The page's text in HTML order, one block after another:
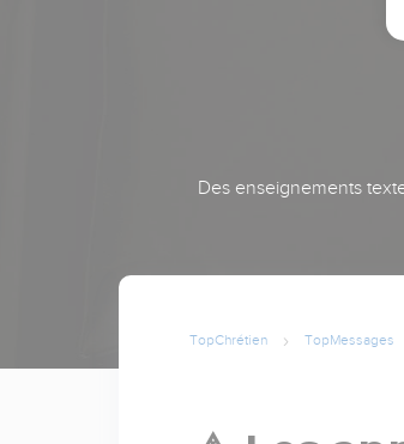
Des enseignements
TopChrétien TopMessages